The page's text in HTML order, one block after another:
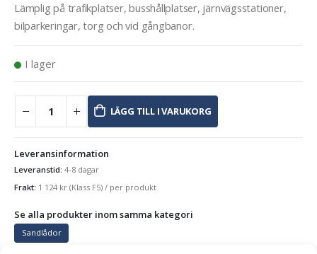
Lämplig på trafikplatser, busshållplatser, järnvägsstationer,
bilparkeringar, torg och vid gångbanor.
I lager
LÄGG TILL I VARUKORG
Leveransinformation
Leveranstid: 4-8 dagar
Frakt: 1 124 kr (Klass F5) / per produkt
Se alla produkter inom samma kategori
Sandlådor